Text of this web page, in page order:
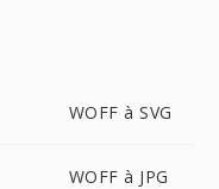
WOFF à SVG
WOFF à JPG